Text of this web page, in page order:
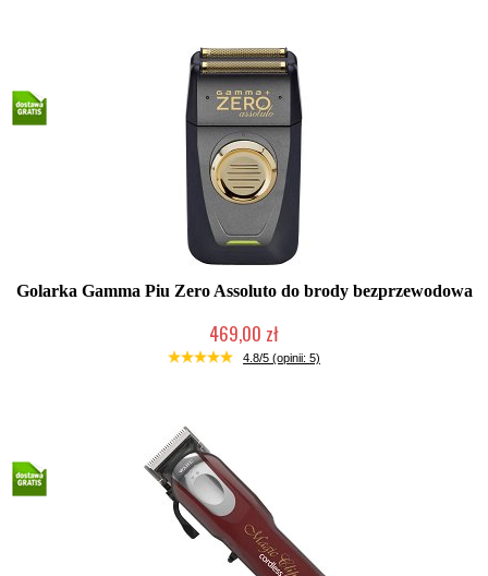
Golarka Gamma Piu Zero Assoluto do brody bezprzewodowa
469,00 zł
Duża ilość (wysyłka w 24h)
4.8/5 (opinii: 5)